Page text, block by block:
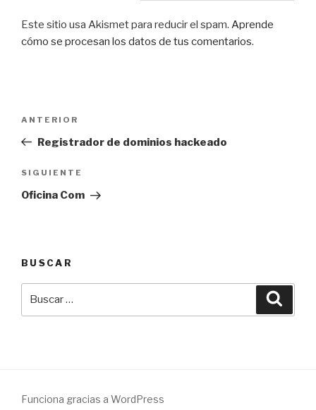
Este sitio usa Akismet para reducir el spam. Aprende
cómo se procesan los datos de tus comentarios.
entradas
Entrada
anterior:
ANTERIOR
Registrador de dominios hackeado
Siguiente
entrada
SIGUIENTE
Oficina Com
BUSCAR
Funciona gracias a WordPress